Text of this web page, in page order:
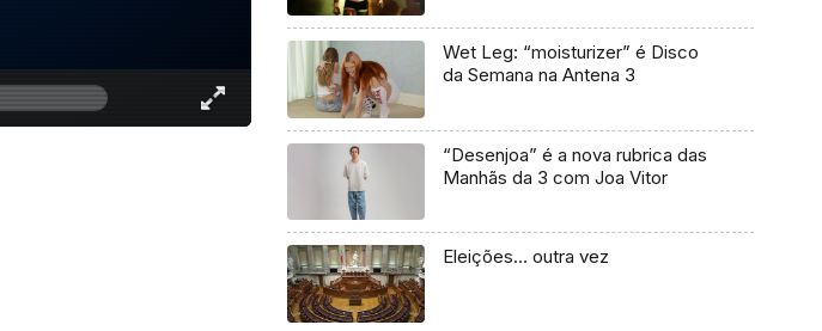
Wet Leg: “moisturizer” é Disco
da Semana na Antena 3
“Desenjoa” é a nova rubrica das
Manhãs da 3 com Joa Vitor
Eleições… outra vez